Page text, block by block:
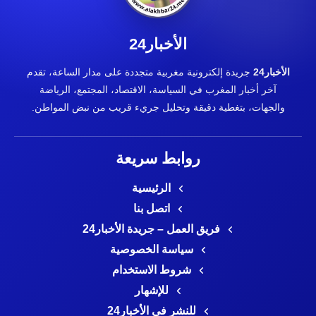
الأخبار24
الأخبار24
جريدة إلكترونية مغربية متجددة على مدار الساعة، تقدم
آخر أخبار المغرب في السياسة، الاقتصاد، المجتمع، الرياضة
والجهات، بتغطية دقيقة وتحليل جريء قريب من نبض المواطن.
روابط سريعة
الرئيسية
اتصل بنا
فريق العمل – جريدة الأخبار24
سياسة الخصوصية
شروط الاستخدام
للإشهار
للنشر في الأخبار24